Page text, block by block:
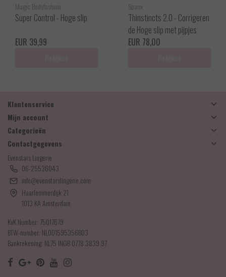
Magic Bodyfashion
Super Control - Hoge slip
EUR 39,99
Spanx
Thinstincts 2.0 - Corrigeren
de Hoge slip met pijpjes
EUR 78,00
Klantenservice
Mijn account
Categorieën
Contactgegevens
Evenstars Lingerie
06-25536043
info@evenstarslingerie.com
Haarlemmerdijk 21
1013 KA Amsterdam
KvK Number: 75017679
BTW-number: NL001595356B03
Bankrekening: NL75 INGB 0778 3839 97